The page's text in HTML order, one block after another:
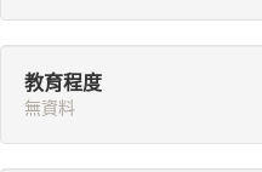
教育程度
無資料